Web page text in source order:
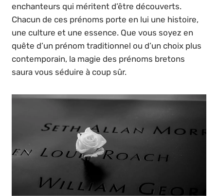
enchanteurs qui méritent d’être découverts.
Chacun de ces prénoms porte en lui une histoire,
une culture et une essence. Que vous soyez en
quête d’un prénom traditionnel ou d’un choix plus
contemporain, la magie des prénoms bretons
saura vous séduire à coup sûr.